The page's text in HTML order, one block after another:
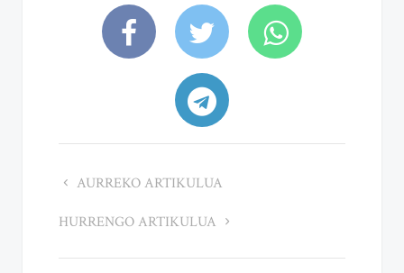
AURREKO ARTIKULUA
HURRENGO ARTIKULUA